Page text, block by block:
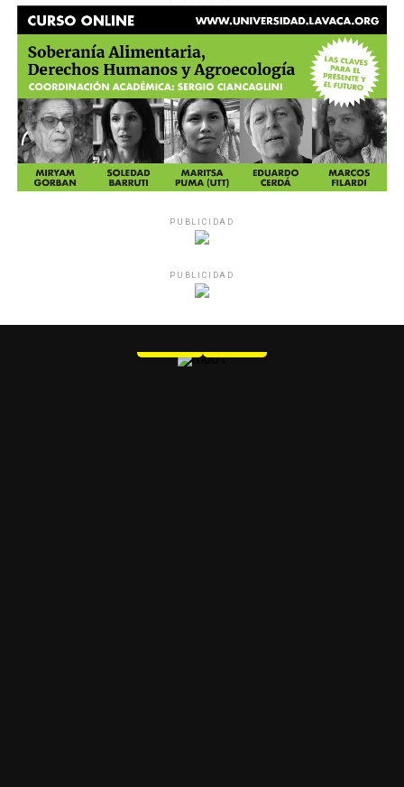
PUBLICIDAD
PUBLICIDAD
MU 1